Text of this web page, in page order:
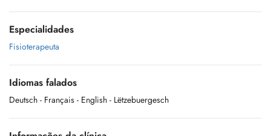
Especialidades
Fisioterapeuta
Idiomas falados
Deutsch - Français - English - Lëtzebuergesch